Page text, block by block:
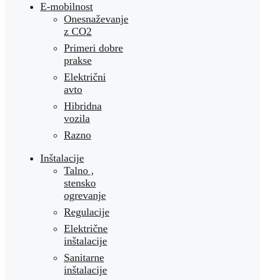
E-mobilnost
Onesnaževanje
z CO2
Primeri dobre
prakse
Električni
avto
Hibridna
vozila
Razno
Inštalacije
Talno ,
stensko
ogrevanje
Regulacije
Električne
inštalacije
Sanitarne
inštalacije